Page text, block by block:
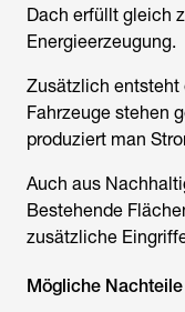
Dach erfüllt gleich
Energieerzeugung.
Zusätzlich entsteht
Fahrzeuge stehen
produziert man
Auch aus
Bestehende
zusätzliche
Mögliche